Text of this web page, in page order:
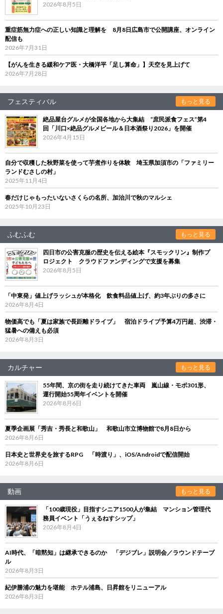
2026年8月5日
重症筋無力症への正しい知識と理解を 8月8日広島市で公開講座、オンライン
配信も
2026年7月31日
【がんを生きる緩和ケア医・大橋洋平「足し算命」】天空を見上げて
2026年7月28日
フェスティバル もっと見る
絶品屋台グルメが全国各地から大集結 “庶民派食フェス”第4
回「川口×絶品グルメビール＆日本酒祭り2026」を開催
2026年4月15日
自分で収穫した秋野菜を使って芋煮作りを体験 埼玉県加須市の「ファミリー
ランドむさしの村」
2025年11月4日
春だけじゃもったいないさくらの名所、加治川で秋のマルシェ
2025年10月23日
ふむふむ もっと見る
四日市の公害克服の歴史を伝える絵本『スモックリン』制作プ
ロジェクト クラウドファンディングで支援を募集
2026年8月5日
「中東発」値上げラッシュが本格化 飲食料品値上げ、約3年ぶりの多さに
2026年8月4日
物価高でも「夏は家族で長距離ドライブ」 宿泊ドライブ予算4万円超、渋滞・
猛暑への備えも必須
2026年8月3日
カルチャー もっと見る
55年間、京の街を走り続けてきた車両 嵐山線・モボ301形、
運行開始55周年イベントを開催
2026年8月6日
夏季企画展「秀吉・秀長と和歌山」 和歌山市立博物館で8月8日から
2026年8月6日
日本史と世界史を旅するRPG 「時渡り」、iOS/Androidで配信開始
2026年8月6日
動画 もっと見る
「100歳現役」目指すシニア1500人が集結 マンション管理代
務員イベント「うぇるねすシップ」
2026年8月4日
AI時代、「暗黙知」は継承できるのか 「デジブレ」説明会／ラウンドテーブ
ル
2026年8月3日
紀伊勝浦の魅力を堪能 ホテル浦島、日昇館をリニューアル
2026年8月3日